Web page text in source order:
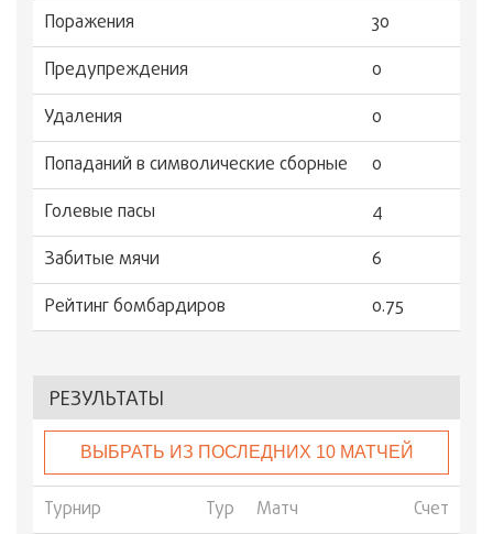
Поражения
30
Предупреждения
0
Удаления
0
Попаданий в символические сборные
0
Голевые пасы
4
Забитые мячи
6
Рейтинг бомбардиров
0.75
РЕЗУЛЬТАТЫ
ВЫБРАТЬ ИЗ ПОСЛЕДНИХ 10 МАТЧЕЙ
Турнир Тур Матч
Счет